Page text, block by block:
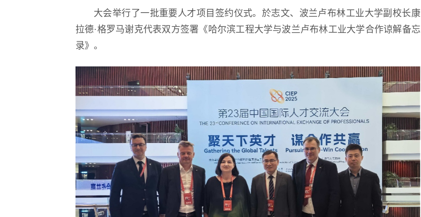
大会举行了一批重要人才项目签约仪式。於志文、波兰卢布林工业大学副校长康
拉德·格罗马谢克代表双方签署《哈尔滨工程大学与波兰卢布林工业大学合作谅解备忘
录》。